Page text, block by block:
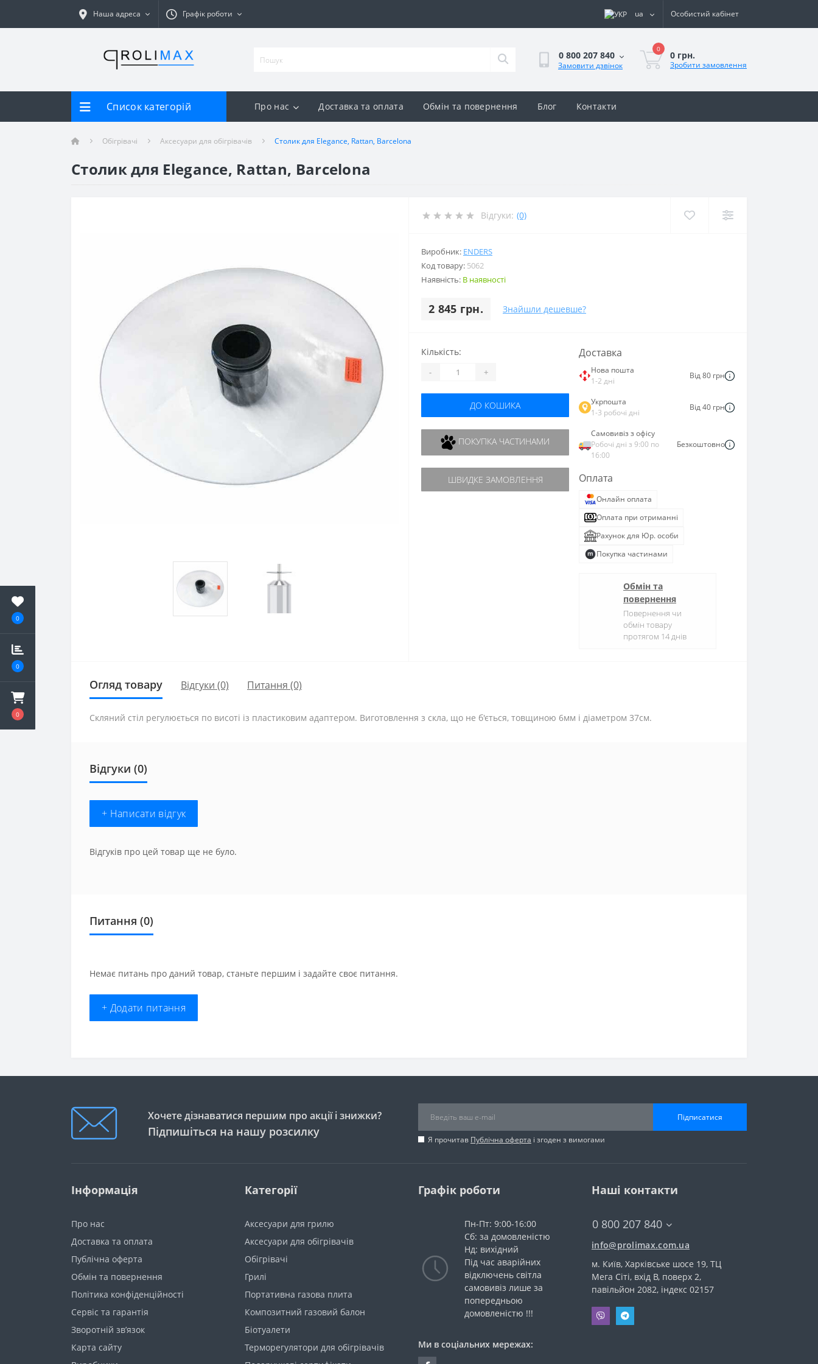
0
0
0
Наша адреса Графік роботи ua Особистий кабінет
0 800 207 840
Замовити дзвінок
0
0 грн.
Зробити замовлення
Список категорій Про нас Доставка та оплата Обмін та повернення Блог Контакти
Обігрівачі Аксесуари для обігрівачів Столик для Elegance, Rattan, Barcelona
Столик для Elegance, Rattan, Barcelona
Відгуки: (0)
Виробник: ENDERS
Код товару: 5062
Наявність: В наявності
2 845 грн. Знайшли дешевше?
Кількість:
- +
ДО КОШИКА
ПОКУПКА ЧАСТИНАМИ
ШВИДКЕ ЗАМОВЛЕННЯ
Доставка
Нова пошта
1-2 дні
Від 80 грн
Укрпошта
1-3 робочі дні
Від 40 грн
Самовивіз з офісу
Робочі дні з 9:00 по
16:00
Безкоштовно
Оплата
Онлайн оплата
Оплата при отриманні
Рахунок для Юр. особи
Покупка частинами
Обмін та
повернення
Повернення чи
обмін товару
протягом 14 днів
Огляд товару Відгуки (0) Питання (0)
Скляний стіл регулюється по висоті із пластиковим адаптером. Виготовлення з скла, що не б'ється, товщиною 6мм і діаметром 37см.
Відгуки (0)
+ Написати відгук
Відгуків про цей товар ще не було.
Питання (0)
Немає питань про даний товар, станьте першим і задайте своє питання.
+ Додати питання
Хочете дізнаватися першим про акції і знижки?
Підпишіться на нашу розсилку
Підписатися
Я прочитав Публічна оферта і згоден з вимогами
Інформація
Про нас
Доставка та оплата
Публічна оферта
Обмін та повернення
Політика конфіденційності
Сервіс та гарантія
Зворотній зв’язок
Карта сайту
Категорії
Аксесуари для грилю
Аксесуари для обігрівачів
Обігрівачі
Грилі
Портативна газова плита
Композитний газовий балон
Біотуалети
Терморегулятори для обігрівачів
Графік роботи
Пн-Пт: 9:00-16:00
Сб: за домовленістю
Нд: вихідний
Під час аварійних
відключень світла
самовивіз лише за
попередньою
домовленістю !!!
Ми в соціальних мережах:
Наші контакти
0 800 207 840
info@prolimax.com.ua
м. Київ, Харківське шосе 19, ТЦ
Мега Сіті, вхід В, поверх 2,
павільйон 2082, індекс 02157